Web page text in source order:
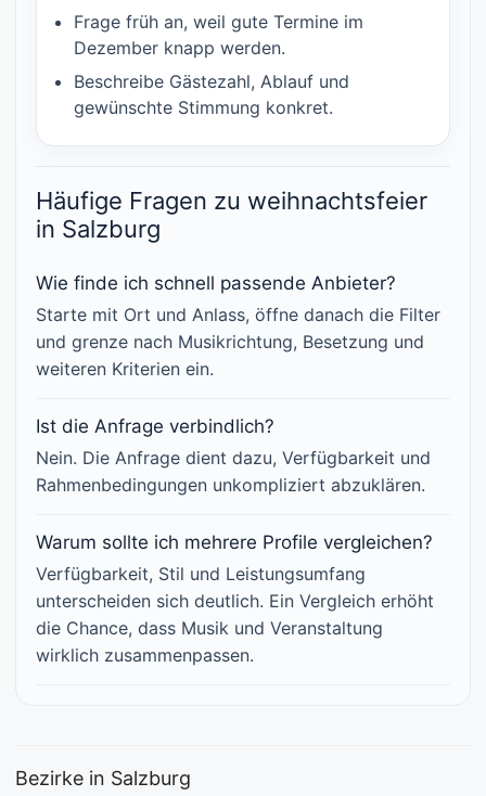
Frage früh an, weil gute Termine im
Dezember knapp werden.
Beschreibe Gästezahl, Ablauf und
gewünschte Stimmung konkret.
Häufige Fragen zu weihnachtsfeier
in Salzburg
Wie finde ich schnell passende Anbieter?
Starte mit Ort und Anlass, öffne danach die Filter
und grenze nach Musikrichtung, Besetzung und
weiteren Kriterien ein.
Ist die Anfrage verbindlich?
Nein. Die Anfrage dient dazu, Verfügbarkeit und
Rahmenbedingungen unkompliziert abzuklären.
Warum sollte ich mehrere Profile vergleichen?
Verfügbarkeit, Stil und Leistungsumfang
unterscheiden sich deutlich. Ein Vergleich erhöht
die Chance, dass Musik und Veranstaltung
wirklich zusammenpassen.
Bezirke in Salzburg